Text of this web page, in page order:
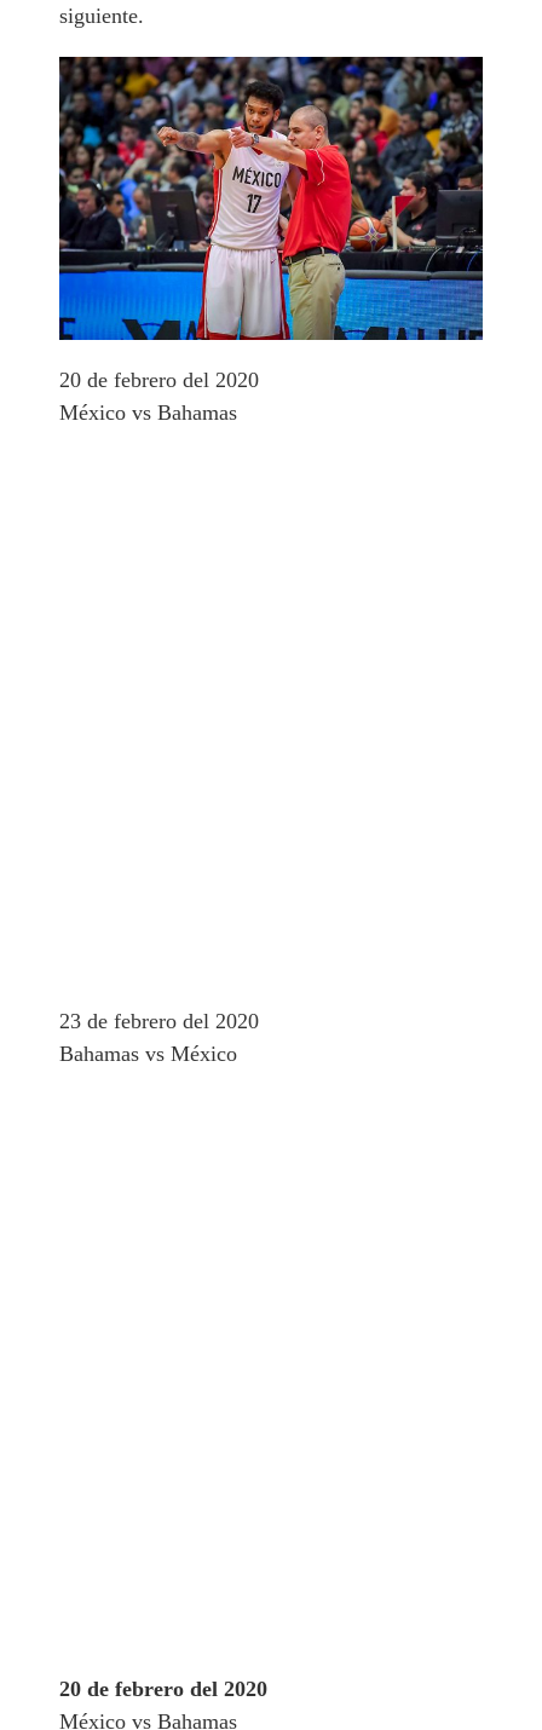
siguiente.
20 de febrero del 2020
México vs Bahamas
23 de febrero del 2020
Bahamas vs México
20 de febrero del 2020
México vs Bahamas